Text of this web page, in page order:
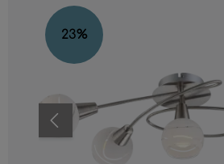
Ignorer la galerie d'images
23%